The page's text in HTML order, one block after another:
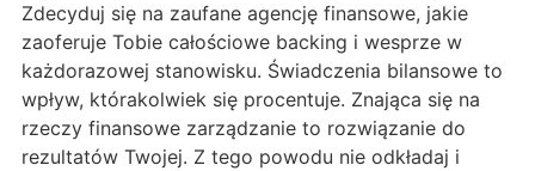
Zdecyduj się na zaufane agencję finansowe, jakie
zaoferuje Tobie całościowe backing i wesprze w
każdorazowej stanowisku. Świadczenia bilansowe to
wpływ, którakolwiek się procentuje. Znająca się na
rzeczy finansowe zarządzanie to rozwiązanie do
rezultatów Twojej. Z tego powodu nie odkładaj i